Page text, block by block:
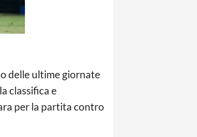
delle ultime giornate
classifica e
per la partita contro